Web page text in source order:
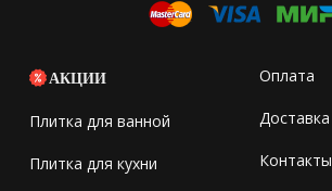
АКЦИИ
Плитка для ванной
Плитка для кухни
Оплата
Доставка
Контакты